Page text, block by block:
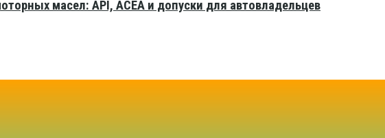
масел: API, ACEA и допуски для автовладельцев